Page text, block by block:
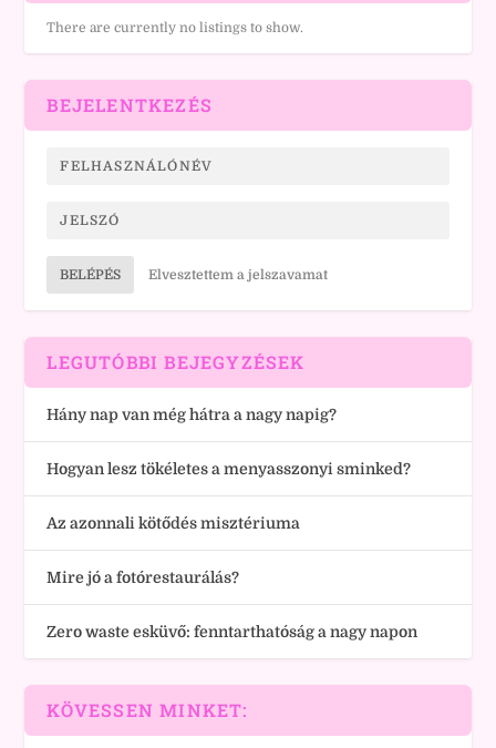
There are currently no listings to show.
BEJELENTKEZÉS
BELÉPÉS Elvesztettem a jelszavamat
LEGUTÓBBI BEJEGYZÉSEK
Hány nap van még hátra a nagy napig?
Hogyan lesz tökéletes a menyasszonyi sminked?
Az azonnali kötődés misztériuma
Mire jó a fotórestaurálás?
Zero waste esküvő: fenntarthatóság a nagy napon
KÖVESSEN MINKET: